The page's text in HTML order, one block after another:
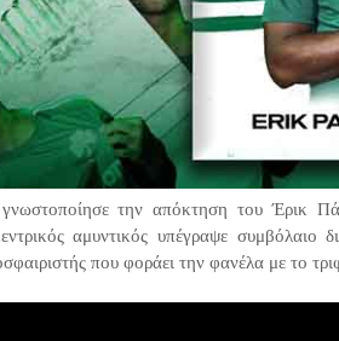
την απόκτηση του Έρικ
αμυντικός υπέγραψε συμβόλαιο
που φοράει την φανέλα με το